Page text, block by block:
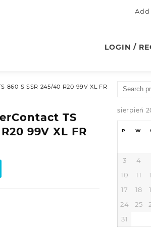
LOGIN /
860 S SSR 245/40 R20 99V XL FR
TS
99V XL FR
Search
sierpień
P W
3
4
10
11
17
18
24
25
31